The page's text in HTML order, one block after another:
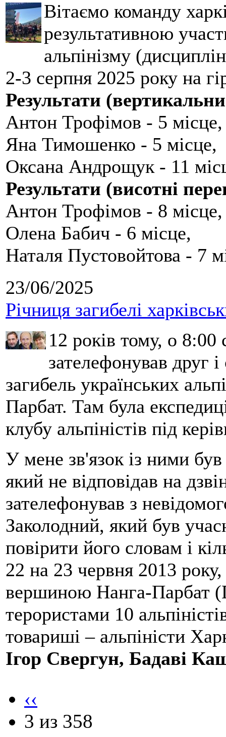
Вітаємо команду
результативною
альпінізму
2-3 серпня 2025 року на
Результати
Антон Трофімов - 5 місце,
Яна Тимошенко - 5 місце,
Оксана Андрощук - 11
Результати (висотні
Антон Трофімов - 8 місце,
Олена Бабич - 6 місце,
Наталя Пустовойтова - 7
23/06/2025
Річниця загибелі
12 років тому, о 8:00
зателефонував друг
загибель українських
Парбат. Там була
клубу альпіністів під
У мене зв'язок із ними
який не відповідав на
зателефонував з
Заколодний, який був
повірити його словам і
22 на 23 червня 2013
вершиною Нанга-Парбат
терористами 10
товариші – альпіністи
Ігор Свергун, Бадаві
‹‹
3 из 358